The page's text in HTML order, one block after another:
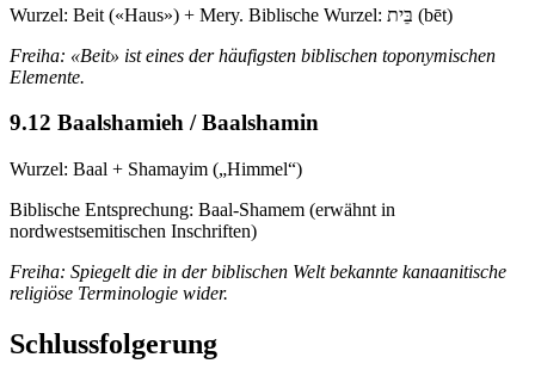
Wurzel: Beit («Haus») + Mery. Biblische Wurzel: בֵּית (bēt)
Freiha: «Beit» ist eines der häufigsten biblischen toponymischen
Elemente.
9.12 Baalshamieh / Baalshamin
Wurzel: Baal + Shamayim („Himmel“)
Biblische Entsprechung: Baal-Shamem (erwähnt in
nordwestsemitischen Inschriften)
Freiha: Spiegelt die in der biblischen Welt bekannte kanaanitische
religiöse Terminologie wider.
Schlussfolgerung